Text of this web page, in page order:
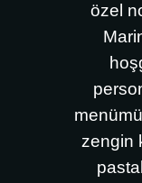
özel
zengin